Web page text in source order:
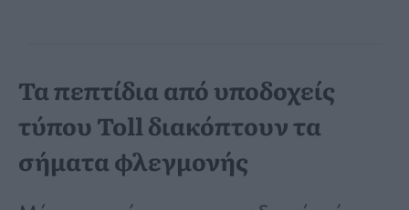
Τα πεπτίδια από υποδοχείς
τύπου Toll διακόπτουν τα
σήματα φλεγμονής